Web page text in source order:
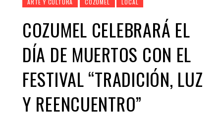
COZUMEL CELEBRARÁ EL
DÍA DE MUERTOS CON EL
FESTIVAL “TRADICIÓN, LUZ
Y REENCUENTRO”